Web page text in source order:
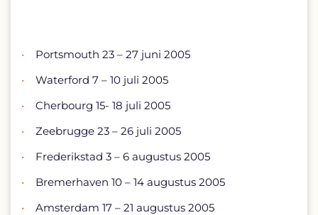
Portsmouth 23 – 27 juni 2005
Waterford 7 – 10 juli 2005
Cherbourg 15- 18 juli 2005
Zeebrugge 23 – 26 juli 2005
Frederikstad 3 – 6 augustus 2005
Bremerhaven 10 – 14 augustus 2005
Amsterdam 17 – 21 augustus 2005